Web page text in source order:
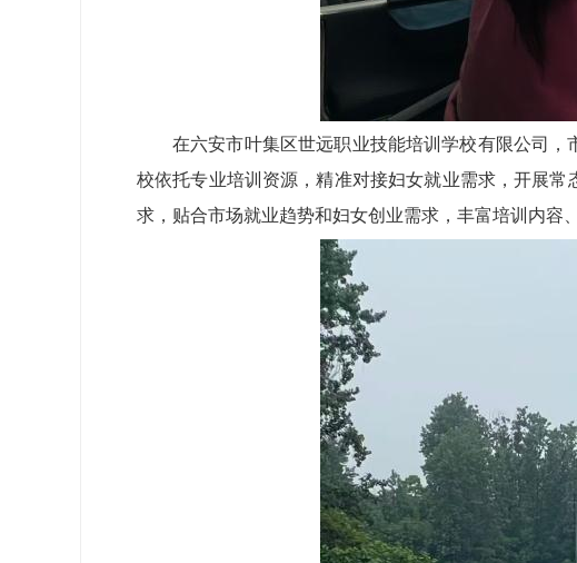
在六安市叶集区世远职业技能培训学校有限公司
校依托专业培训资源，精准对接妇女就业需求，开展
求，贴合市场就业趋势和妇女创业需求，丰富培训内容